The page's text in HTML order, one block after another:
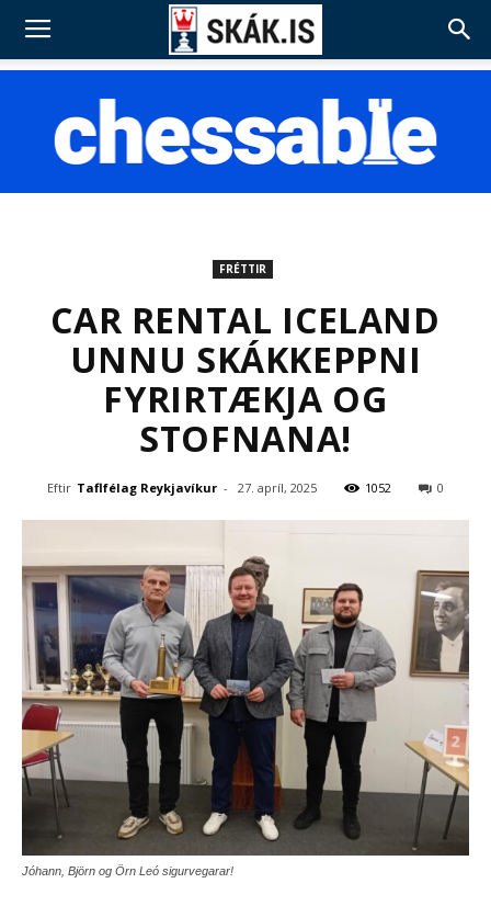
FRÉTTIR
CAR RENTAL ICELAND
UNNU SKÁKKEPPNI
FYRIRTÆKJA OG
STOFNANA!
Eftir Taflfélag Reykjavíkur - 27. apríl, 2025 1052 0
Jóhann, Björn og Örn Leó sigurvegarar!